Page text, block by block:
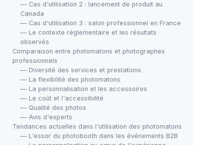
— Cas d'utilisation 2 : lancement de produit au
Canada
— Cas d'utilisation 3 : salon professionnel en France
— Le contexte réglementaire et les résultats
observés
Comparaison entre photomatons et photographes
professionnels
— Diversité des services et prestations
— La flexibilité des photomatons
— La personnalisation et les accessoires
— Le coût et l'accessibilité
— Qualité des photos
— Avis d'experts
Tendances actuelles dans l'utilisation des photomatons
— L'essor du photobooth dans les événements B2B